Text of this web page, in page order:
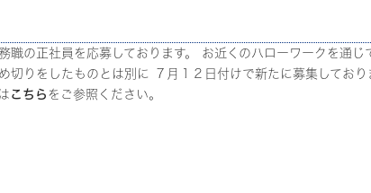
職の正社員を応募しております。 お近くのハローワークを通じ
切りをしたものとは別に ７月１２日付けで新たに募集しており
こちら をご参照ください。